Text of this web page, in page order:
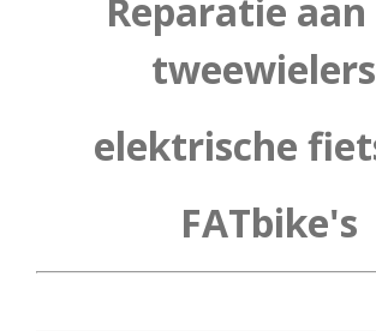
Reparatie
elektrische
FATbike's